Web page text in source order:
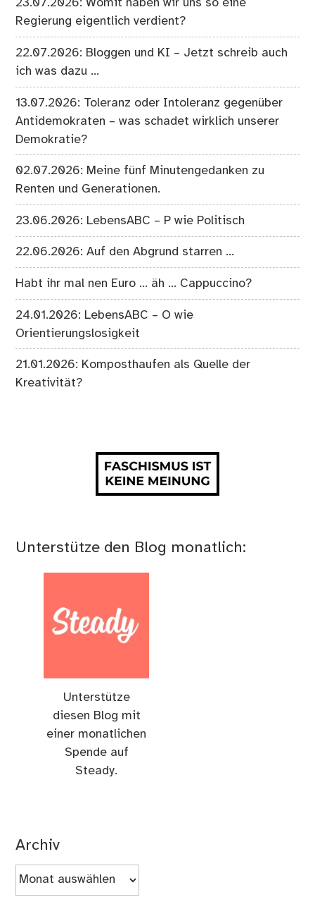
23.07.2026: Womit haben wir uns so eine
Regierung eigentlich verdient?
22.07.2026: Bloggen und KI – Jetzt schreib auch
ich was dazu …
13.07.2026: Toleranz oder Intoleranz gegenüber
Antidemokraten – was schadet wirklich unserer
Demokratie?
02.07.2026: Meine fünf Minutengedanken zu
Renten und Generationen.
23.06.2026: LebensABC – P wie Politisch
22.06.2026: Auf den Abgrund starren …
Habt ihr mal nen Euro … äh … Cappuccino?
24.01.2026: LebensABC – O wie
Orientierungslosigkeit
21.01.2026: Komposthaufen als Quelle der
Kreativität?
Unterstütze den Blog monatlich:
Unterstütze
diesen Blog mit
einer monatlichen
Spende auf
Steady.
Archiv
Archiv